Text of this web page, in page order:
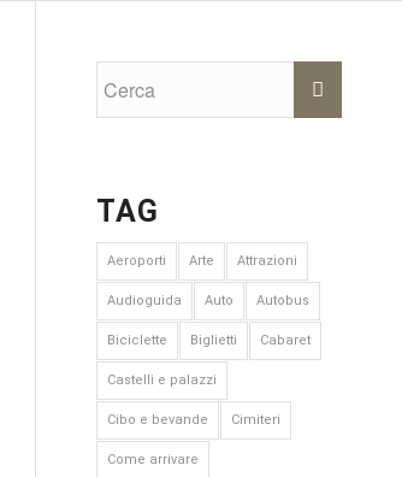
TAG
Aeroporti Arte Attrazioni
Audioguida Auto Autobus
Biciclette Biglietti Cabaret
Castelli e palazzi
Cibo e bevande Cimiteri
Come arrivare